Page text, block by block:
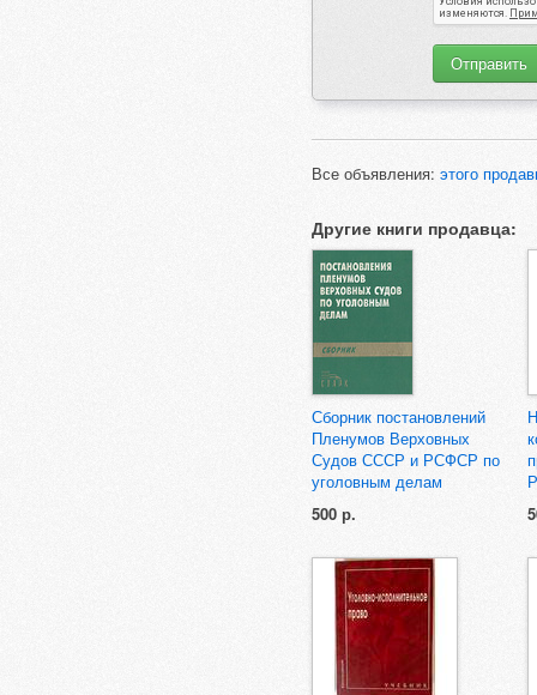
Все объявления: этого
Другие книги продавца:
Сборник постановлений
Пленумов Верховных
Судов СССР и РСФСР по
уголовным делам
500 р.